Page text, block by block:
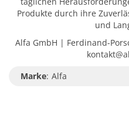
Produkte durch ihre
und
Alfa GmbH | Ferdinand-
Marke: Alfa